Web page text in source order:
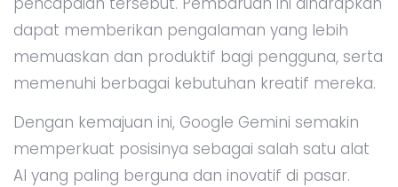
dapat memberikan pengalaman yang lebih
memuaskan dan produktif bagi pengguna, serta
memenuhi berbagai kebutuhan kreatif mereka.
Dengan kemajuan ini, Google Gemini semakin
memperkuat posisinya sebagai salah satu alat
AI yang paling berguna dan inovatif di pasar.